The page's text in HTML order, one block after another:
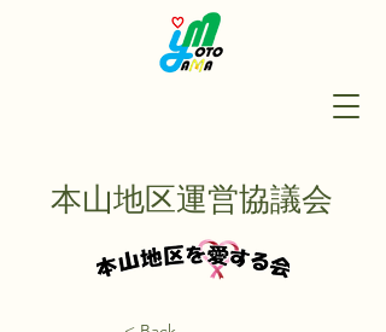
本山地区運営協議会